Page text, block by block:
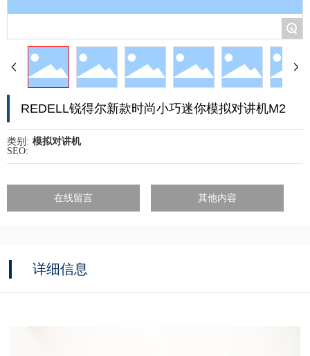
+
REDELL锐得尔新款时尚小巧迷你模拟对讲机M2
类别: 模拟对讲机
SEO:
在线留言 其他内容
详细信息